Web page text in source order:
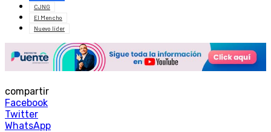
CJNG
El Mencho
Nuevo líder
compartir
Facebook
Twitter
WhatsApp